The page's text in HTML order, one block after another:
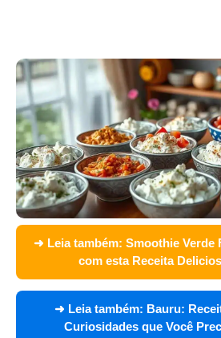
➜ Leia também: Smoothie Verde
com esta Receita
➜ Leia também: Bauru:
Curiosidades que Você